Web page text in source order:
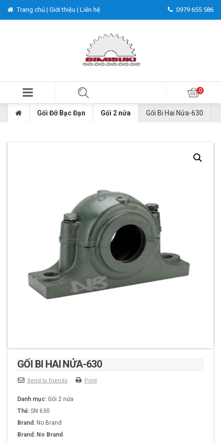
Trang chủ | Giới thiệu | Liên hệ 0979 655 586
Gối Đỡ Bạc Đạn Gối 2 nửa Gối Bi Hai Nửa-630
GỐI BI HAI NỬA-630
Send to friends Print
Danh mục: Gối 2 nửa
Thẻ: SN 630
Brand: No Brand
Brand: No Brand